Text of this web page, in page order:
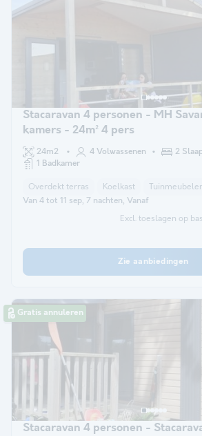
Stacaravan 4 personen - MH
kamers - 24m² 4 pers
24m2 4 Volwassenen
2
1 Badkamer
Overdekt terras Koelkast
Van 4 tot 11 sep, 7 nachten, Vanaf
Excl. toeslagen op
Zie aanbiedingen
Gratis annuleren
Stacaravan 4 personen -